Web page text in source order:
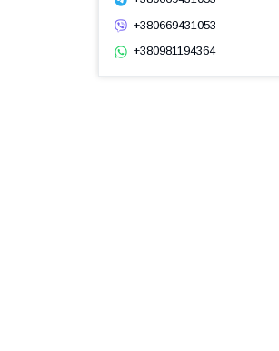
+380669431053
+380981194364